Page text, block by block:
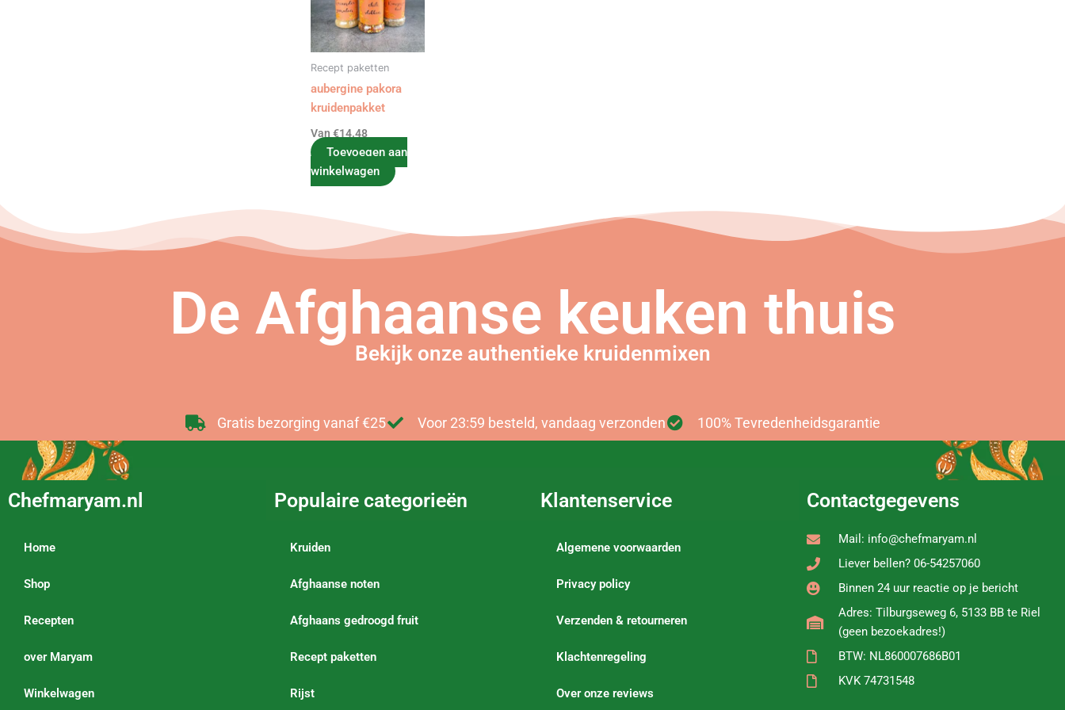
Recept paketten
aubergine pakora
kruidenpakket
Van €14.48
Toevoegen aan
winkelwagen
De Afghaanse keuken thuis
Bekijk onze authentieke kruidenmixen
Gratis bezorging vanaf €25 Voor 23:59 besteld, vandaag verzonden 100% Tevredenheidsgarantie
Chefmaryam.nl
Home
Shop
Recepten
over Maryam
Winkelwagen
Populaire categorieën
Kruiden
Afghaanse noten
Afghaans gedroogd fruit
Recept paketten
Rijst
Klantenservice
Algemene voorwaarden
Privacy policy
Verzenden & retourneren
Klachtenregeling
Over onze reviews
Contactgegevens
Mail: info@chefmaryam.nl
Liever bellen? 06-54257060
Binnen 24 uur reactie op je bericht
Adres: Tilburgseweg 6, 5133 BB te Riel
(geen bezoekadres!)
BTW: NL860007686B01
KVK 74731548